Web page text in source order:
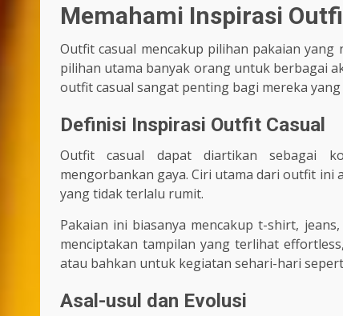
Memahami Inspirasi
Outfit casual mencakup pilihan pakaian
pilihan utama banyak orang untuk berbagai
outfit casual sangat penting bagi mereka
Definisi Inspirasi Outfit Casual
Outfit casual dapat diartikan sebagai
mengorbankan gaya. Ciri utama dari outfit ini
yang tidak terlalu rumit.
Pakaian ini biasanya mencakup t-shirt,
menciptakan tampilan yang terlihat
atau bahkan untuk kegiatan sehari-hari
Asal-usul dan Evolusi